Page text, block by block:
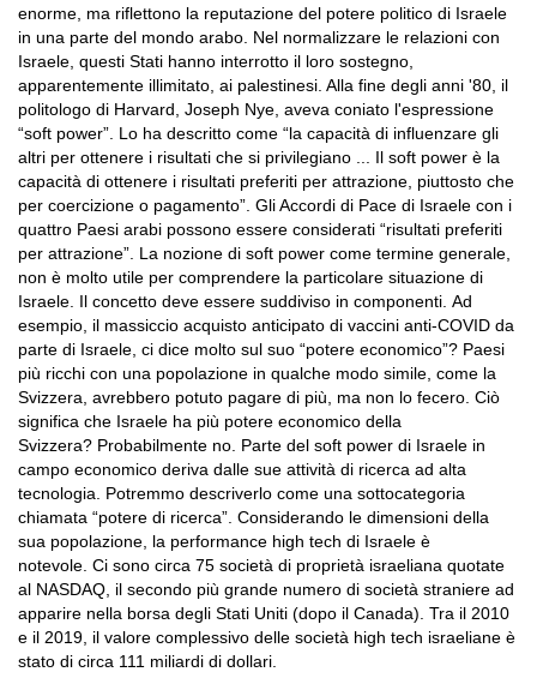
enorme, ma riflettono la reputazione del potere politico di Israele
in una parte del mondo arabo. Nel normalizzare le relazioni con
Israele, questi Stati hanno interrotto il loro sostegno,
apparentemente illimitato, ai palestinesi. Alla fine degli anni '80, il
politologo di Harvard, Joseph Nye, aveva coniato l'espressione
“soft power”. Lo ha descritto come “la capacità di influenzare gli
altri per ottenere i risultati che si privilegiano ... Il soft power è la
capacità di ottenere i risultati preferiti per attrazione, piuttosto che
per coercizione o pagamento”. Gli Accordi di Pace di Israele con i
quattro Paesi arabi possono essere considerati “risultati preferiti
per attrazione”. La nozione di soft power come termine generale,
non è molto utile per comprendere la particolare situazione di
Israele. Il concetto deve essere suddiviso in componenti. Ad
esempio, il massiccio acquisto anticipato di vaccini anti-COVID da
parte di Israele, ci dice molto sul suo “potere economico”? Paesi
più ricchi con una popolazione in qualche modo simile, come la
Svizzera, avrebbero potuto pagare di più, ma non lo fecero. Ciò
significa che Israele ha più potere economico della
Svizzera? Probabilmente no. Parte del soft power di Israele in
campo economico deriva dalle sue attività di ricerca ad alta
tecnologia. Potremmo descriverlo come una sottocategoria
chiamata “potere di ricerca”. Considerando le dimensioni della
sua popolazione, la performance high tech di Israele è
notevole. Ci sono circa 75 società di proprietà israeliana quotate
al NASDAQ, il secondo più grande numero di società straniere ad
apparire nella borsa degli Stati Uniti (dopo il Canada). Tra il 2010
e il 2019, il valore complessivo delle società high tech israeliane è
stato di circa 111 miliardi di dollari.